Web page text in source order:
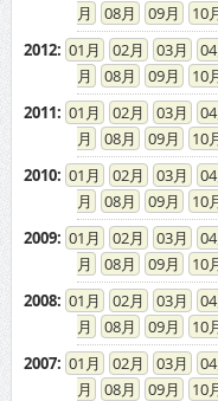
08
09 10
2012: 01 02 03 04
08
09 10
2011: 01 02 03 04
08
09 10
2010: 01 02 03 04
08
09 10
2009: 01 02 03 04
08
09 10
2008: 01 02 03 04
08
09 10
2007: 01 02 03 04
08
09 10